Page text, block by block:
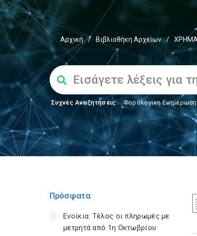
Αρχική / Βιβλιοθήκη Αρχείων /
Συχνές Αναζητήσεις: Φορολογικη Ενημέρωση
Πρόσφατα
Ενοίκια: Τέλος οι πληρωμές με
μετρητά από 1η Οκτωβρίου